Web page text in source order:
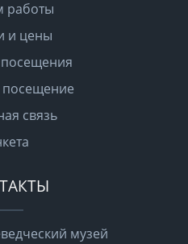
работы
и цены
посещение
связь
музей